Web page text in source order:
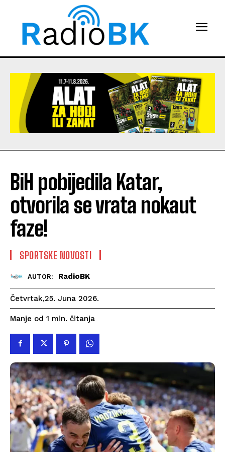
BiH pobijedila Katar,
otvorila se vrata nokaut
faze!
SPORTSKE NOVOSTI
AUTOR: RadioBK
Četvrtak,25. Juna 2026.
Manje od 1 min. čitanja